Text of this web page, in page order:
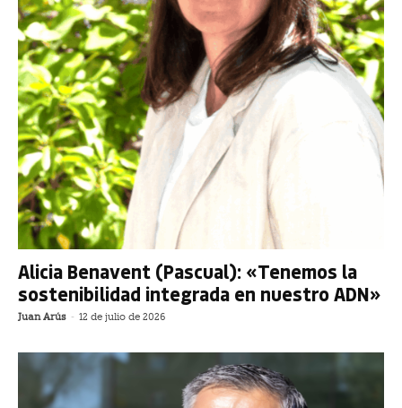
Alicia Benavent (Pascual): «Tenemos la
sostenibilidad integrada en nuestro ADN»
Juan Arús - 12 de julio de 2026